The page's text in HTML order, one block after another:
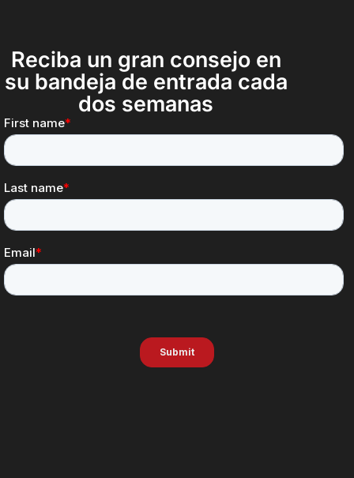
Reciba un gran consejo en
su bandeja de entrada cada
dos semanas